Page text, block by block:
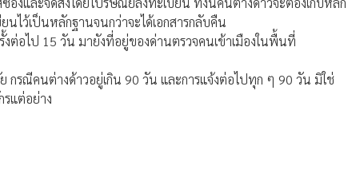
นไว้เป็นหลักฐานจนกว่าจะได้เอกสารกลับคืน
ต่อไป 15 วัน มายังที่อยู่ของด่านตรวจคนเข้าเมืองในพื้นที่
กรณีคนต่างด้าวอยู่เกิน 90 วัน และการแจ้งต่อไปทุก ๆ 90 วัน มิใช่
แต่อย่าง